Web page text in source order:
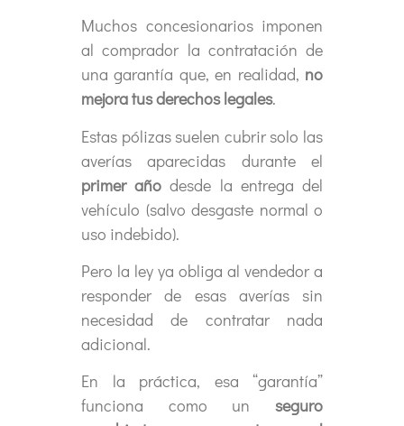
Muchos concesionarios imponen
al comprador la contratación de
una garantía que, en realidad, no
mejora tus derechos legales.
Estas pólizas suelen cubrir solo las
averías aparecidas durante el
primer año desde la entrega del
vehículo (salvo desgaste normal o
uso indebido).
Pero la ley ya obliga al vendedor a
responder de esas averías sin
necesidad de contratar nada
adicional.
En la práctica, esa “garantía”
funciona como un seguro